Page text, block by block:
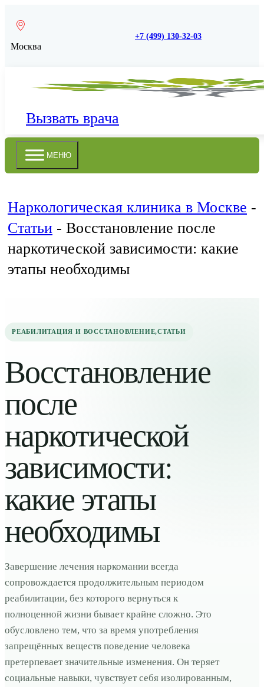
Москва
+7 (499) 130-32-03
Вызвать врача
МЕНЮ
Наркологическая клиника в Москве -
Статьи - Восстановление после
наркотической зависимости: какие
этапы необходимы
РЕАБИЛИТАЦИЯ И ВОССТАНОВЛЕНИЕ,СТАТЬИ
Восстановление
после
наркотической
зависимости:
какие этапы
необходимы
Завершение лечения наркомании всегда
сопровождается продолжительным периодом
реабилитации, без которого вернуться к
полноценной жизни бывает крайне сложно. Это
обусловлено тем, что за время употребления
запрещённых веществ поведение человека
претерпевает значительные изменения. Он теряет
социальные навыки, чувствует себя изолированным,